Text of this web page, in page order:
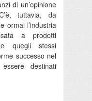
di un’opinione
tuttavia, da
ormai l’industria
a prodotti
e quegli stessi
successo nel
destinati